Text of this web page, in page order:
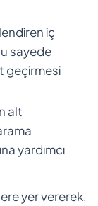
iç
sayede
geçirmesi
alt
yardımcı
yer vererek,